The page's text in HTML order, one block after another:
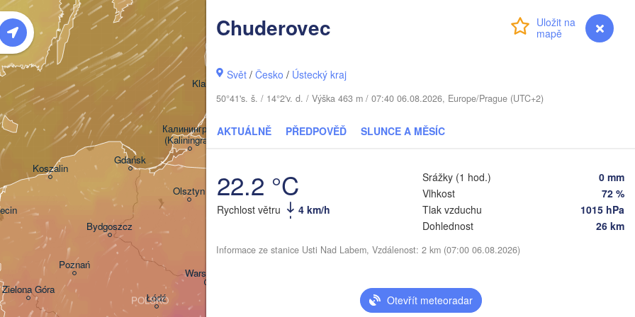
myVentusky Předpověď
Chuderovec
Svět /Česko / Ústecký kraj
50°41's. š. / 14°2'v. d. / Výška 463 m / 07:40 06.08.2026, Europe/Prague (UTC+2)
AKTUÁLNĚ PŘEDPOVĚĎ SLUNCE A MĚSÍC
22.2 °C
Rychlost větru 4 km/h
Srážky (1 hod.)
0 mm
Vlhkost
72 %
Tlak vzduchu
1015 hPa
Dohlednost
26 km
Informace ze stanice Usti Nad Labem, Vzdálenost: 2 km (07:00 06.08.2026)
Otevřít meteoradar
Warszawa
Łódź
Poznań
Olsztyn
Koszalin
Klaipėda
Zielona Góra
Gdańsk
Калининград
(Kaliningrad)
Bydgoszcz
POLSKO
Šiauliai
LOTYŠSKO
Мінск
(Minsk)
Гомель
Бабруйск
(Babrujsk)
Салігорск
(Salihorsk)
Гродна
(Hrodna)
Віцебск
(Mahilioŭ)
BĚLORUSKO